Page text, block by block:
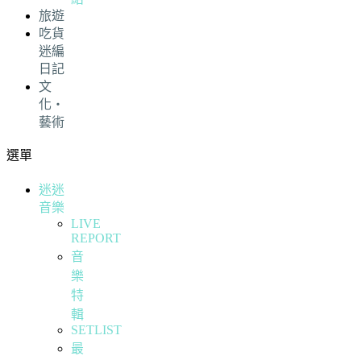
旅遊
吃貨
迷編
日記
文
化・
藝術
選單
迷迷
音樂
LIVE
REPORT
音
樂
特
輯
SETLIST
最